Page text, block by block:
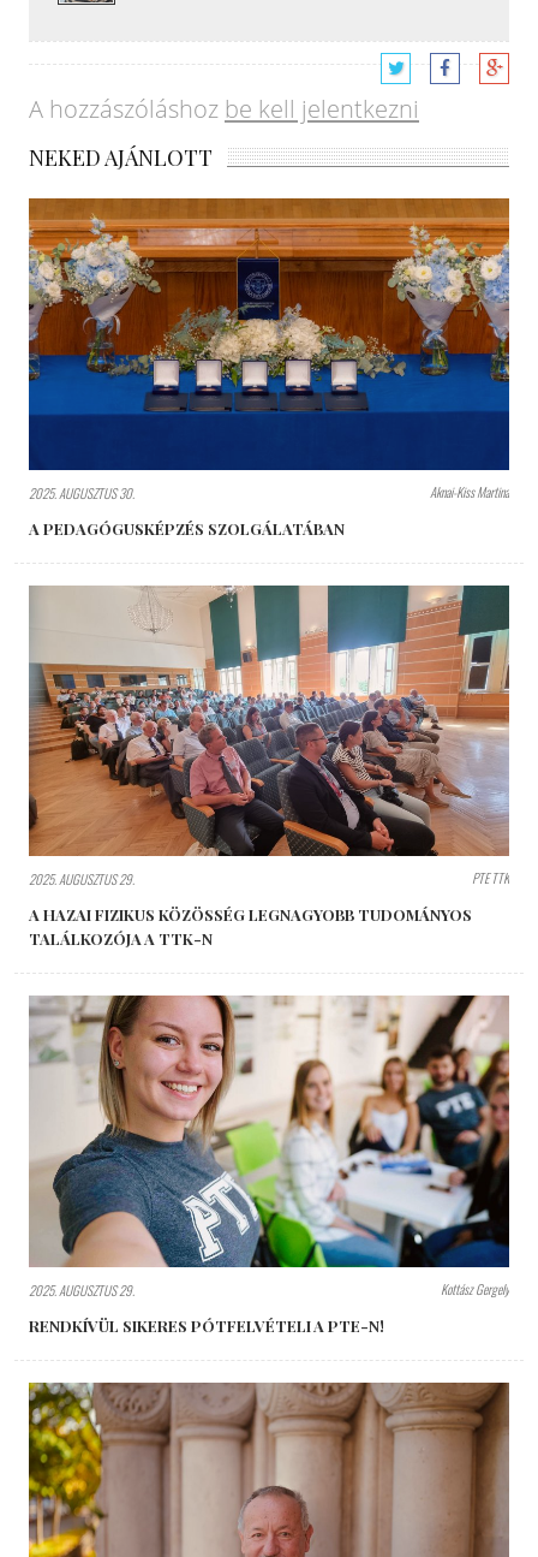
A hozzászóláshoz be kell jelentkezni
NEKED AJÁNLOTT
2025. AUGUSZTUS 30. Aknai-Kiss Martina
A PEDAGÓGUSKÉPZÉS SZOLGÁLATÁBAN
2025. AUGUSZTUS 29. PTE TTK
A HAZAI FIZIKUS KÖZÖSSÉG LEGNAGYOBB TUDOMÁNYOS
TALÁLKOZÓJA A TTK-N
2025. AUGUSZTUS 29. Kottász Gergely
RENDKÍVÜL SIKERES PÓTFELVÉTELI A PTE-N!